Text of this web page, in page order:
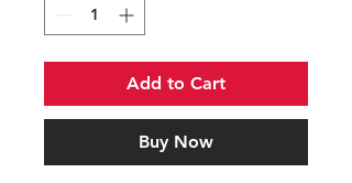
Add to Cart
Buy Now